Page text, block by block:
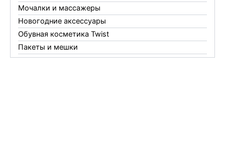
Мочалки и массажеры
Новогодние аксессуары
Обувная косметика Twist
Пакеты и мешки
Перчатки